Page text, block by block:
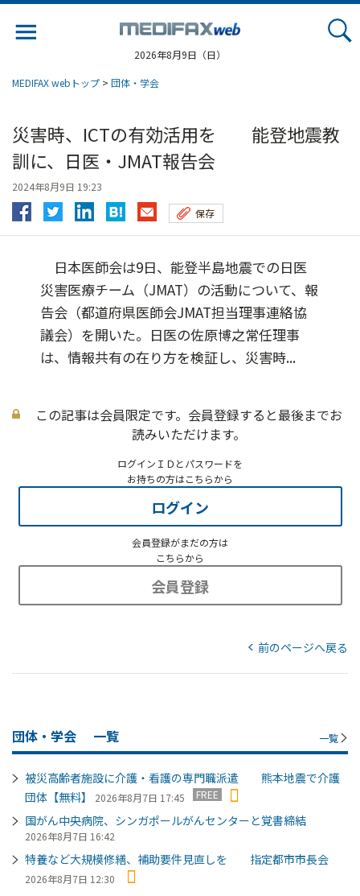
2026年8月9日（日）
MEDIFAX webトップ > 団体・学会
災害時、ICTの有効活用を 能登地震教
訓に、日医・JMAT報告会
2024年8月9日 19:23
保存
日本医師会は9日、能登半島地震での日医
災害医療チーム（JMAT）の活動について、報
告会（都道府県医師会JMAT担当理事連絡協
議会）を開いた。日医の佐原博之常任理事
は、情報共有の在り方を検証し、災害時...
この記事は会員限定です。会員登録すると最後までお
読みいただけます。
ログインＩＤとパスワードを
お持ちの方はこちらから
ログイン
会員登録がまだの方は
こちらから
会員登録
前のページへ戻る
団体・学会 一覧 一覧
被災高齢者施設に介護・看護の専門職派遣 熊本地震で介護
団体【無料】
2026年8月7日 17:45 FREE
国がん中央病院、シンガポールがんセンターと覚書締結
2026年8月7日 16:42
特養など大規模修繕、補助要件見直しを 指定都市市長会
2026年8月7日 12:30